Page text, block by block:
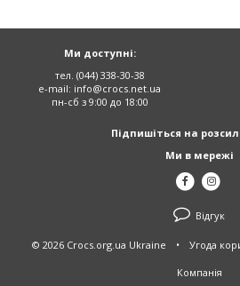
Ми доступні:
тел. (044) 338-30-38
e-mail: info@crocs.net.ua
пн-сб з 9:00 до 18:00
Підпишіться на
Ми в мережі
Відгук
© 2026 Crocs.org.ua Ukraine • Угода
Компанія